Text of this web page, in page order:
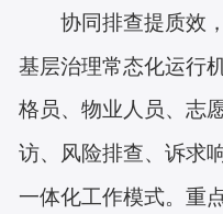
协同排查提质效
基层治理常态化运行
格员、物业人员、志
访、风险排查、诉求
一体化工作模式。重